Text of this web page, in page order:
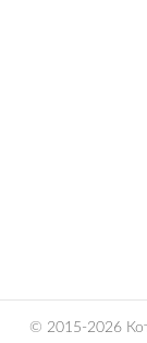
© 2015-2026